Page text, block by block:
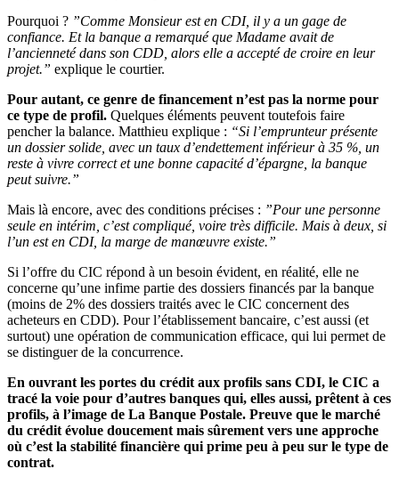
Pourquoi ? ”Comme Monsieur est en CDI, il y a un gage de
confiance. Et la banque a remarqué que Madame avait de
l’ancienneté dans son CDD, alors elle a accepté de croire en leur
projet.” explique le courtier.
Pour autant, ce genre de financement n’est pas la norme pour
ce type de profil. Quelques éléments peuvent toutefois faire
pencher la balance. Matthieu explique : “Si l’emprunteur présente
un dossier solide, avec un taux d’endettement inférieur à 35 %, un
reste à vivre correct et une bonne capacité d’épargne, la banque
peut suivre.”
Mais là encore, avec des conditions précises : ”Pour une personne
seule en intérim, c’est compliqué, voire très difficile. Mais à deux, si
l’un est en CDI, la marge de manœuvre existe.”
Si l’offre du CIC répond à un besoin évident, en réalité, elle ne
concerne qu’une infime partie des dossiers financés par la banque
(moins de 2% des dossiers traités avec le CIC concernent des
acheteurs en CDD). Pour l’établissement bancaire, c’est aussi (et
surtout) une opération de communication efficace, qui lui permet de
se distinguer de la concurrence.
En ouvrant les portes du crédit aux profils sans CDI, le CIC a
tracé la voie pour d’autres banques qui, elles aussi, prêtent à ces
profils, à l’image de La Banque Postale. Preuve que le marché
du crédit évolue doucement mais sûrement vers une approche
où c’est la stabilité financière qui prime peu à peu sur le type de
contrat.